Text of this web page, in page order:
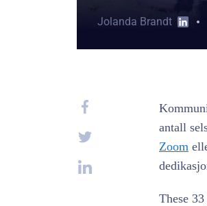
Jolanda Brandt
antall
Zoom
These 33